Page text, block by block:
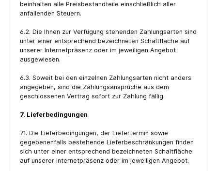
beinhalten alle Preisbestandteile einschließlich aller
anfallenden Steuern.
6.2. Die Ihnen zur Verfügung stehenden Zahlungsarten sind
unter einer entsprechend bezeichneten Schaltfläche auf
unserer Internetpräsenz oder im jeweiligen Angebot
ausgewiesen.
6.3. Soweit bei den einzelnen Zahlungsarten nicht anders
angegeben, sind die Zahlungsansprüche aus dem
geschlossenen Vertrag sofort zur Zahlung fällig.
7. Lieferbedingungen
7.1. Die Lieferbedingungen, der Liefertermin sowie
gegebenenfalls bestehende Lieferbeschränkungen finden
sich unter einer entsprechend bezeichneten Schaltfläche
auf unserer Internetpräsenz oder im jeweiligen Angebot.